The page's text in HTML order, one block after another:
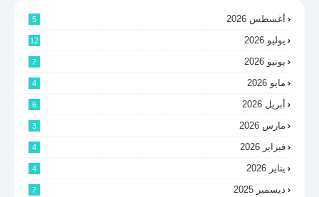
أغسطس 2026 5
يوليو 2026 12
يونيو 2026 7
مايو 2026 4
أبريل 2026 6
مارس 2026 3
فبراير 2026 4
يناير 2026 4
ديسمبر 2025 7